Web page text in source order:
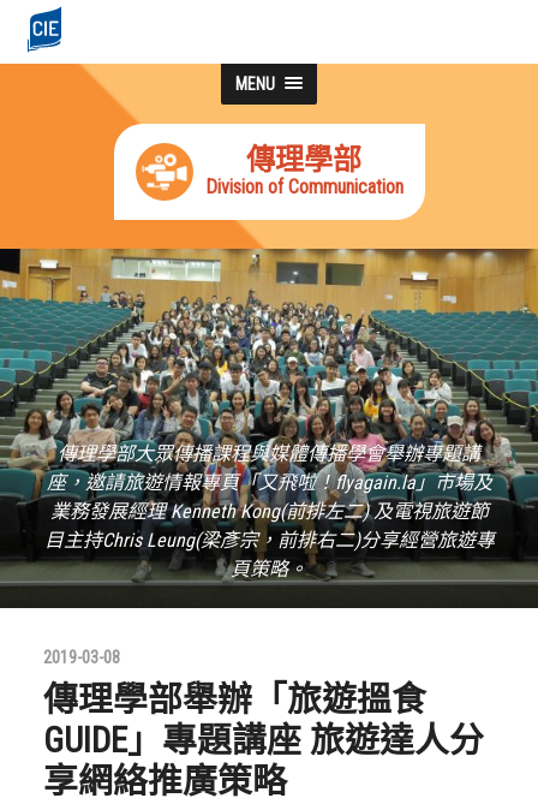
MENU
傳理學部
Division of Communication
傳理學部大眾傳播課程與媒體傳播學會舉辦專題講
座，邀請旅遊情報專頁「又飛啦！flyagain.la」市場及
業務發展經理 Kenneth Kong(前排左二) 及電視旅遊節
目主持Chris Leung(梁彥宗，前排右二)分享經營旅遊專
頁策略。
2019-03-08
傳理學部舉辦「旅遊搵食
GUIDE」專題講座 旅遊達人分
享網絡推廣策略